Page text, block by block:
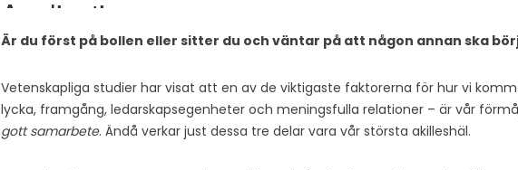
Är du först på bollen eller sitter du och väntar på att någon annan ska
Vetenskapliga studier har visat att en av de viktigaste faktorerna för hur vi
lycka, framgång, ledarskapsegenheter och meningsfulla relationer – är vår
gott samarbete. Ändå verkar just dessa tre delar vara vår största akilleshäl.